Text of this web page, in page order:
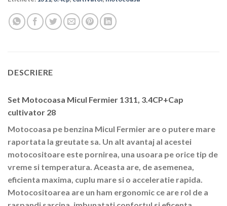
DESCRIERE
Set Motocoasa Micul Fermier 1311, 3.4CP+Cap
cultivator 28
Motocoasa pe benzina Micul Fermier are o putere mare
raportata la greutate sa. Un alt avantaj al acestei
motocositoare este pornirea, una usoara pe orice tip de
vreme si temperatura. Aceasta are, de asemenea,
eficienta maxima, cuplu mare si o acceleratie rapida.
Motocositoarea are un ham ergonomic ce are rol de a